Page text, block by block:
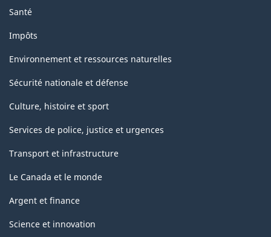
Santé
Impôts
Environnement et ressources naturelles
Sécurité nationale et défense
Culture, histoire et sport
Services de police, justice et urgences
Transport et infrastructure
Le Canada et le monde
Argent et finance
Science et innovation